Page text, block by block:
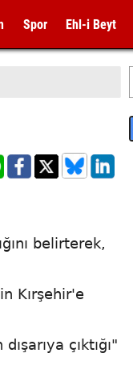
Spor Ehl-i Beyt
belirterek,
Kırşehir'e
çıktığı"